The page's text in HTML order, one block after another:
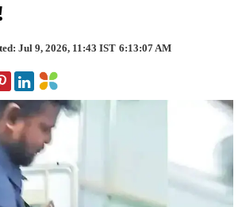
Jul 9, 2026, 11:43 IST 6:13:07 AM